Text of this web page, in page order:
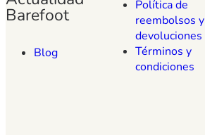
Barefoot
Blog
Política de
reembolsos y
devoluciones
Términos y
condiciones